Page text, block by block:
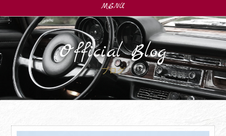
MENU
Car Sales
販売車
パーツ販売
Trade In
買取査定
Blog
ブログ
Official Blog
ブログ